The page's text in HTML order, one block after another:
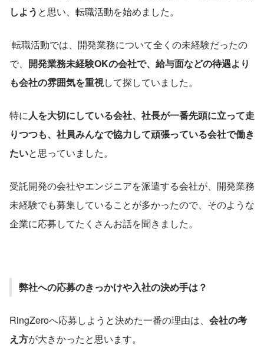
しよう と思い、転職活動を始めました。
転職活動では、開発業務について全くの未経験だったの
で、 開発業務未経験OKの会社で、給与面などの待遇より
も会社の雰囲気を重視して探していました。
特に人を大切にしている会社、社長が一番先頭に立って走
りつつも、社員みんなで協力して頑張っている会社で働き
たいと思っていました。
受託開発の会社やエンジニアを派遣する会社が、開発業務
未経験でも募集していることが多かったので、そのような
企業に応募してたくさんお話を聞きました。
弊社への応募のきっかけや入社の決め手は？
RingZeroへ応募しようと決めた一番の理由は、 会社の考
え方が大きかったと思います。